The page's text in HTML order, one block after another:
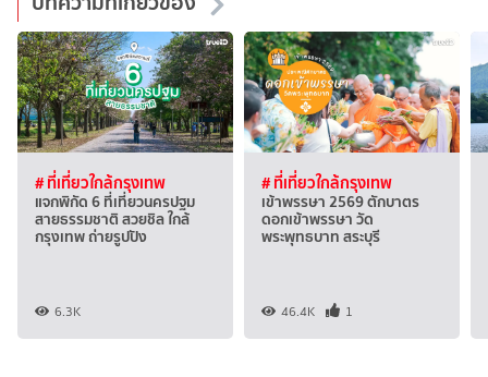
# ที่เที่ยวใกล้กรุงเทพ
แจกพิกัด 6 ที่เที่ยวนครปฐม
สายธรรมชาติ สวยชิล ใกล้
กรุงเทพ ถ่ายรูปปัง
6.3K
# ที่เที่ยวใกล้กรุงเทพ
เข้าพรรษา 2569 ตักบาตร
ดอกเข้าพรรษา วัด
พระพุทธบาท สระบุรี
46.4K 1